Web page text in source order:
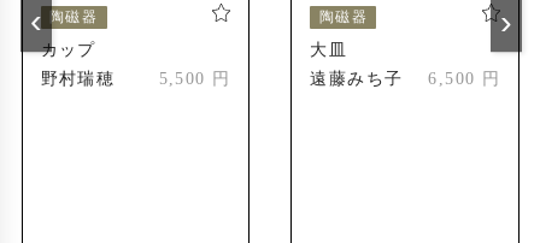
陶磁器
カップ
野村瑞穂
5,500 円
陶磁器
大皿
遠藤みち子
6,500 円
‹ ›